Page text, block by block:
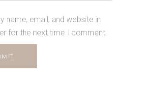
name, email, and website in
for the next time I comment.